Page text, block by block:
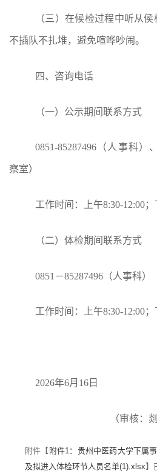
（三）在候检过程中听从
不插队不扎堆，避免喧哗吵闹。
四、咨询电话
（一）公示期间联系方式
0851-85287496（人事科）
察室）
工作时间：上午8:30-12:00
（二）体检期间联系方式
0851－85287496（人事科）
工作时间：上午8:30-12:00
2026年6月16日
（审核：
附件【 附件1：贵州中医药大学下属
及拟进入体检环节人员名单(1).xlsx】